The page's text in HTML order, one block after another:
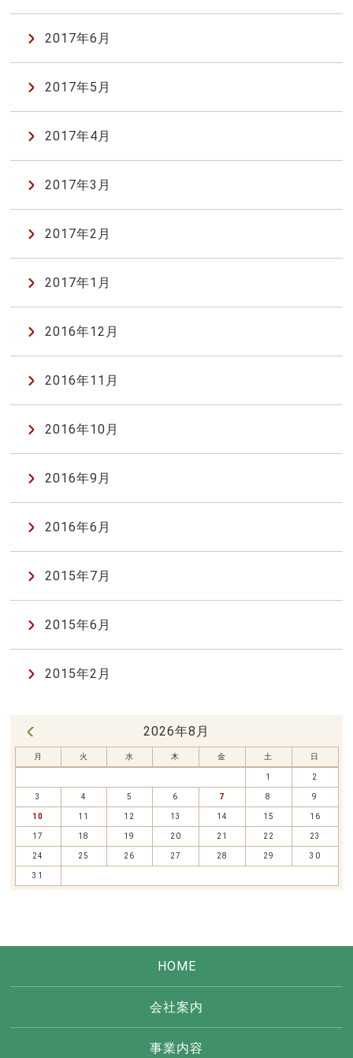
2017年6月
2017年5月
2017年4月
2017年3月
2017年2月
2017年1月
2016年12月
2016年11月
2016年10月
2016年9月
2016年6月
2015年7月
2015年6月
2015年2月
2026年8月
月 火 水 木 金 土 日
1 2
3 4 5 6 7 8 9
10 11 12 13 14 15 16
17 18 19 20 21 22 23
24 25 26 27 28 29 30
31
HOME
会社案内
事業内容